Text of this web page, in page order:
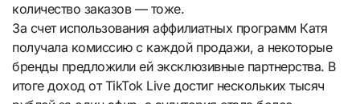
количество заказов — тоже.
За счет использования аффилиатных программ Катя
получала комиссию с каждой продажи, а некоторые
бренды предложили ей эксклюзивные партнерства. В
итоге доход от TikTok Live достиг нескольких тысяч